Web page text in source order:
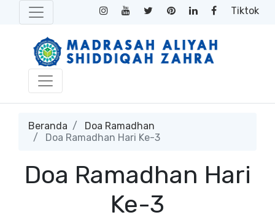
Tiktok
Beranda
Doa Ramadhan
Doa Ramadhan Hari Ke-3
Doa Ramadhan Hari
Ke-3